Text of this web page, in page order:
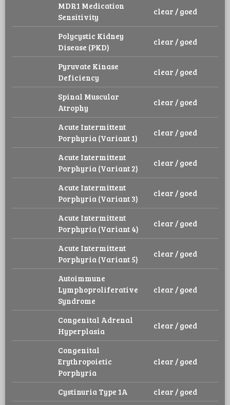
MDR1 Medication
Sensitivity
clear / goed
Polycystic Kidney
Disease (PKD)
clear / goed
Pyruvate Kinase
Deficiency
clear / goed
Spinal Muscular
Atrophy
clear / goed
Acute Intermittent
Porphyria (Variant 1)
clear / goed
Acute Intermittent
Porphyria (Variant 2)
clear / goed
Acute Intermittent
Porphyria (Variant 3)
clear / goed
Acute Intermittent
Porphyria (Variant 4)
clear / goed
Acute Intermittent
Porphyria (Variant 5)
clear / goed
Autoimmune
Lymphoproliferative
Syndrome
clear / goed
Congenital Adrenal
Hyperplasia
clear / goed
Congenital
Erythropoietic
Porphyria
clear / goed
Cystinuria Type 1A
clear / goed